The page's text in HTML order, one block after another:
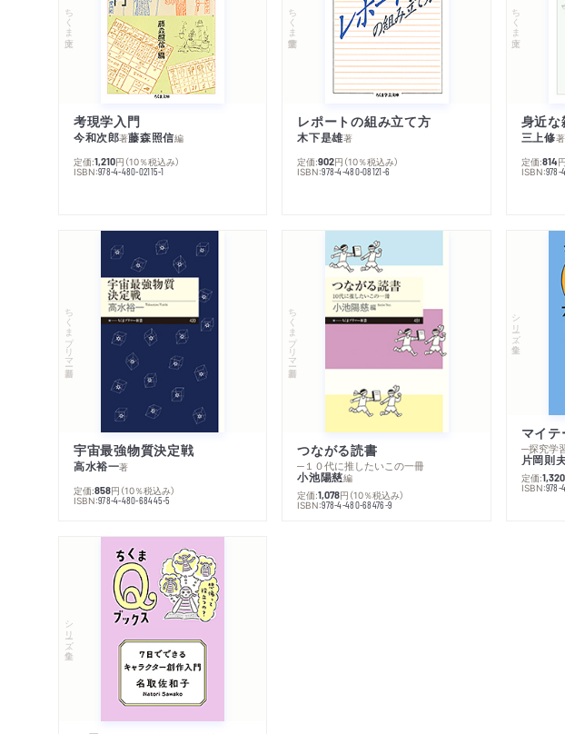
ちくま文庫
考現学入門
今和次郎著藤森照信編
定価:1,210円 （10％税込み）
ISBN:978-4-480-02115-1
ちくま学芸文庫
レポートの組み立て方
木下是雄著
定価:902円 （10％税込み）
ISBN:978-4-480-08121-6
ちくま文庫
身近な
三上修著
定価:814円
ISBN:978-
ちくまプリマー新書
宇宙最強物質決定戦
高水裕一著
定価:858円 （10％税込み）
ISBN:978-4-480-68445-5
ちくまプリマー新書
つながる読書
─１０代に推したいこの一冊
小池陽慈編
定価:1,078円 （10％税込み）
ISBN:978-4-480-68476-9
シリーズ・全集
マイ
─探究学
片岡則
定価:1,320
ISBN:978-
シリーズ・全集